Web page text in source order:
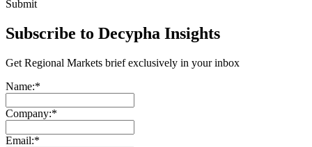
Submit
Subscribe to Decypha Insights
Get Regional Markets brief exclusively in your inbox
Name:*
Company:*
Email:*